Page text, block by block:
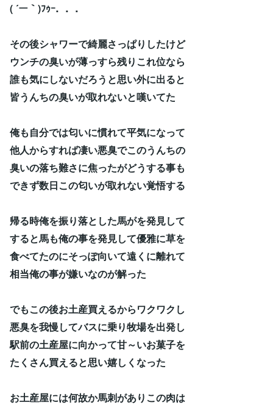
( ´ー｀)ﾌｩｰ．．．
その後シャワーで綺麗さっぱりしたけど
ウンチの臭いが薄っすら残りこれ位なら
誰も気にしないだろうと思い外に出ると
皆うんちの臭いが取れないと嘆いてた
俺も自分では匂いに慣れて平気になって
他人からすれば凄い悪臭でこのうんちの
臭いの落ち難さに焦ったがどうする事も
できず数日この匂いが取れない覚悟する
帰る時俺を振り落とした馬がを発見して
すると馬も俺の事を発見して優雅に草を
食べてたのにそっぽ向いて遠くに離れて
相当俺の事が嫌いなのが解った
でもこの後お土産買えるからワクワクし
悪臭を我慢してバスに乗り牧場を出発し
駅前の土産屋に向かって甘～いお菓子を
たくさん買えると思い嬉しくなった
お土産屋には何故か馬刺がありこの肉は